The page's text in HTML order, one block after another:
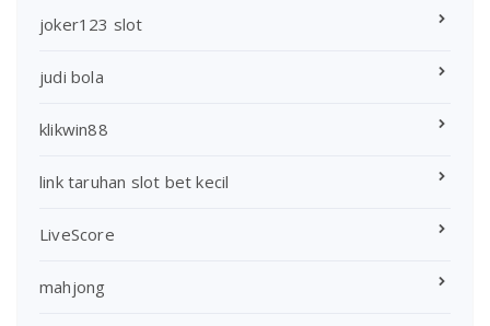
joker123 slot
judi bola
klikwin88
link taruhan slot bet kecil
LiveScore
mahjong